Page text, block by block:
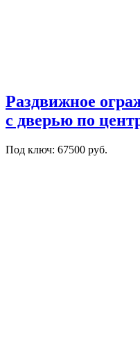
Раздвижное
с дверью по
Под ключ: 67500 руб.